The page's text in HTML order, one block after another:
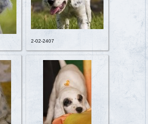
2-02-2407